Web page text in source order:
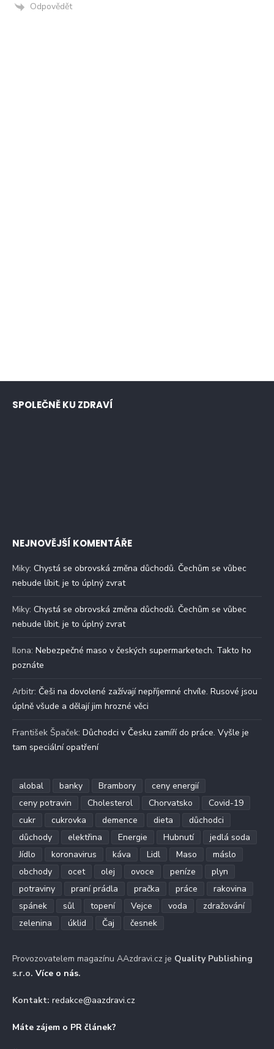
Odpovědět
SPOLEČNĚ KU ZDRAVÍ
NEJNOVĚJŠÍ KOMENTÁŘE
Miky: Chystá se obrovská změna důchodů. Čechům se vůbec
nebude líbit, je to úplný zvrat
Miky: Chystá se obrovská změna důchodů. Čechům se vůbec
nebude líbit, je to úplný zvrat
Ilona: Nebezpečné maso v českých supermarketech. Takto ho
poznáte
Arbitr: Češi na dovolené zažívají nepříjemné chvíle. Rusové jsou
úplně všude a dělají jim hrozné věci
František Špaček: Důchodci v Česku zamíří do práce. Vyšle je
tam speciální opatření
alobal banky Brambory
ceny energií
ceny potravin
Cholesterol Chorvatsko
Covid-19
cukr
cukrovka demence dieta
důchodci
důchody
elektřina Energie Hubnutí
jedlá soda
Jídlo
koronavirus káva Lidl Maso
máslo
obchody
ocet olej ovoce peníze
plyn
potraviny
praní prádla pračka práce
rakovina
spánek
sůl topení Vejce voda
zdražování
zelenina
úklid Čaj česnek
Provozovatelem magazínu AAzdravi.cz je Quality Publishing
s.r.o. Více o nás.
Kontakt: redakce@aazdravi.cz
Máte zájem o PR článek?